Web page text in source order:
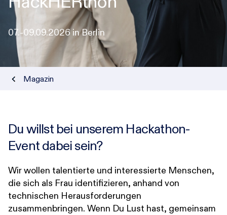
Karriere
Research-Blog
Kontakt
07.-09.09.2026 in Berlin
Magazin
Du willst bei unserem Hackathon-
Event dabei sein?
Wir wollen talentierte und interessierte Menschen,
die sich als Frau identifizieren, anhand von
technischen Herausforderungen
zusammenbringen. Wenn Du Lust hast, gemeinsam